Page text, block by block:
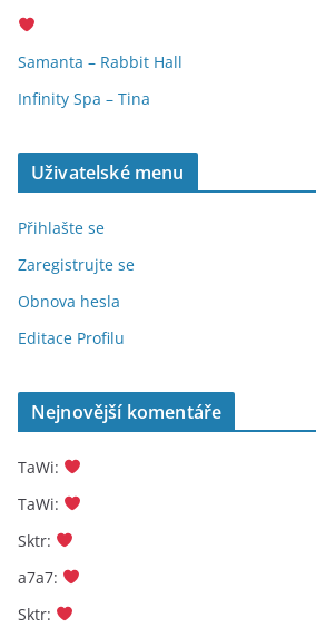
Samanta – Rabbit Hall
Infinity Spa – Tina
Uživatelské menu
Přihlašte se
Zaregistrujte se
Obnova hesla
Editace Profilu
Nejnovější komentáře
TaWi:
TaWi:
Sktr:
a7a7:
Sktr: